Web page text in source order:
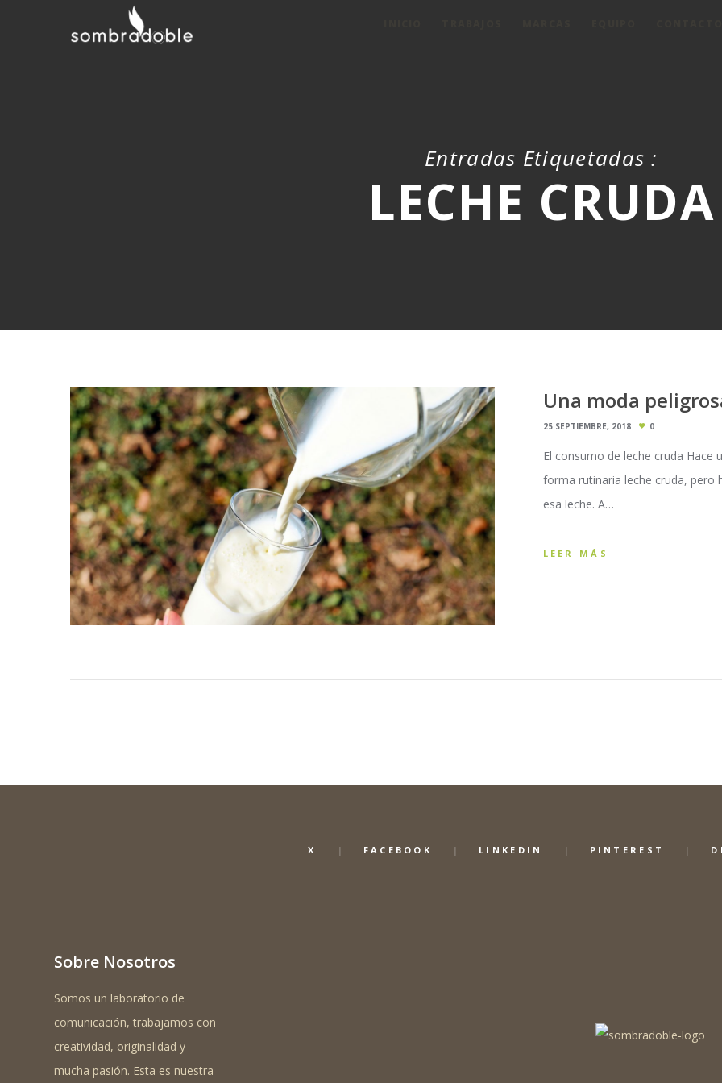
Entradas Etiquetadas :
LECHE CRUDA
Una moda
25 SEPTIEMBRE, 2018 0
El consumo de leche cruda Hace
forma rutinaria leche cruda, pero
esa leche. A…
LEER MÁS
X FACEBOOK LINKEDIN PINTEREST
Sobre Nosotros
Somos un laboratorio de
comunicación, trabajamos con
creatividad, originalidad y
mucha pasión. Esta es nuestra